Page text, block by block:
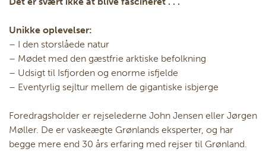
Unikke oplevelser:
– I den storslåede natur
– Mødet med den gæstfrie arktiske befolkning
– Udsigt til Isfjorden og enorme isfjelde
– Eventyrlig sejltur mellem de gigantiske isbjerge
Foredragsholder er rejselederne John Jensen eller Jørgen
Møller. De er vaskeægte Grønlands eksperter, og har
begge mere end 30 års erfaring med rejser til Grønland.